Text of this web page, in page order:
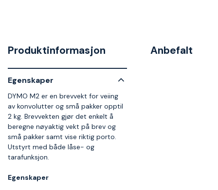
Produktinformasjon
Egenskaper
DYMO M2 er en brevvekt for veiing
av konvolutter og små pakker opptil
2 kg. Brevvekten gjør det enkelt å
beregne nøyaktig vekt på brev og
små pakker samt vise riktig porto.
Utstyrt med både låse- og
tarafunksjon.
Egenskaper
Anbefalt